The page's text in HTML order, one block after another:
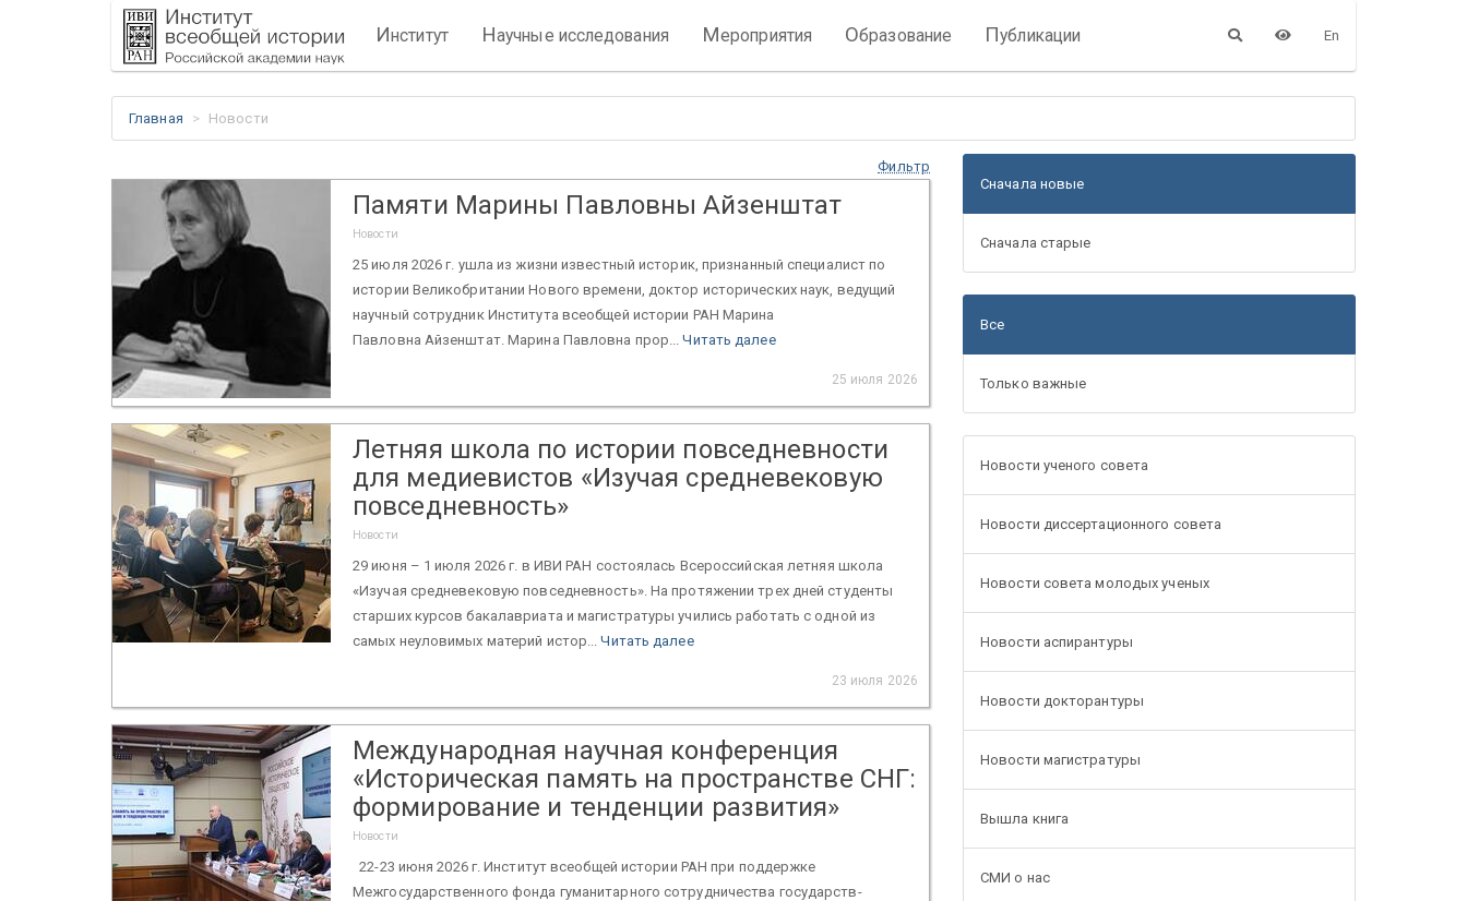
Институт Научные исследования Мероприятия Образование Публикации En
Главная Новости
Фильтр
Памяти Марины Павловны Айзенштат
Новости
25 июля 2026 г. ушла из жизни известный историк, признанный специалист по
истории Великобритании Нового времени, доктор исторических наук, ведущий
научный сотрудник Института всеобщей истории РАН Марина
Павловна Айзенштат. Марина Павловна прор...Читать далее
25 июля 2026
Летняя школа по истории повседневности
для медиевистов «Изучая средневековую
повседневность»
Новости
29 июня – 1 июля 2026 г. в ИВИ РАН состоялась Всероссийская летняя школа
«Изучая средневековую повседневность». На протяжении трех дней студенты
старших курсов бакалавриата и магистратуры учились работать с одной из
самых неуловимых материй истор...Читать далее
23 июля 2026
Международная научная конференция
«Историческая память на пространстве СНГ:
формирование и тенденции развития»
Новости
22-23 июня 2026 г. Институт всеобщей истории РАН при поддержке
Межгосударственного фонда гуманитарного сотрудничества государств-
Сначала новые
Сначала старые
Все
Только важные
Новости ученого совета
Новости диссертационного совета
Новости совета молодых ученых
Новости аспирантуры
Новости докторантуры
Новости магистратуры
Вышла книга
СМИ о нас